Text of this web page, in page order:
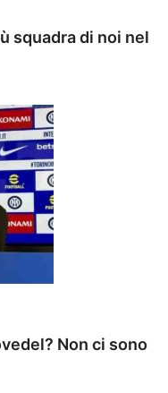
squadra di noi nel
Non ci sono